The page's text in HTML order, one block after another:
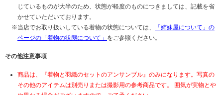
じているものが大半のため、状態が軽度のものにつきましては、記載を省
かせていただいております。
当店でお取り扱いしている着物の状態については、
「姉妹屋について」の
ページの「着物の状態について」 をご参照ください。
その他注意事項
商品は、『着物と羽織のセットのアンサンブル』のみになります。写真の
その他のアイテムは別売りまたは撮影用の参考商品です。 囲気が実物とや